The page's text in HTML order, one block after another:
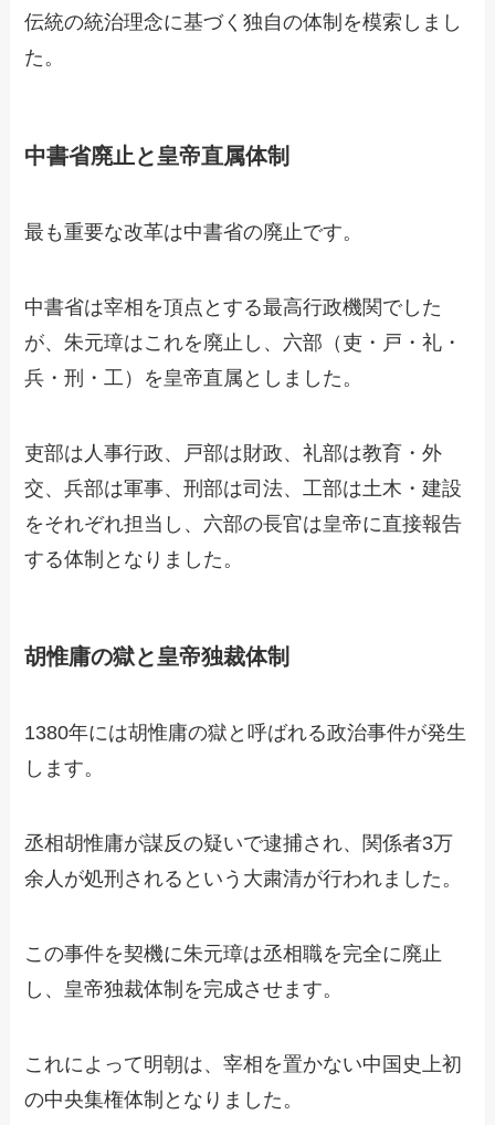
伝統の統治理念に基づく独自の体制を模索しまし
た。
中書省廃止と皇帝直属体制
最も重要な改革は中書省の廃止です。
中書省は宰相を頂点とする最高行政機関でした
が、朱元璋はこれを廃止し、六部（吏・戸・礼・
兵・刑・工）を皇帝直属としました。
吏部は人事行政、戸部は財政、礼部は教育・外
交、兵部は軍事、刑部は司法、工部は土木・建設
をそれぞれ担当し、六部の長官は皇帝に直接報告
する体制となりました。
胡惟庸の獄と皇帝独裁体制
1380年には胡惟庸の獄と呼ばれる政治事件が発生
します。
丞相胡惟庸が謀反の疑いで逮捕され、関係者3万
余人が処刑されるという大粛清が行われました。
この事件を契機に朱元璋は丞相職を完全に廃止
し、皇帝独裁体制を完成させます。
これによって明朝は、宰相を置かない中国史上初
の中央集権体制となりました。